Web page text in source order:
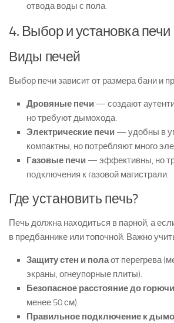
отвода воды с пола.
4. Выбор и установка печи
Виды печей
Выбор печи зависит от размера бани и
Дровяные печи — создают
но требуют дымохода.
Электрические печи — удобны в
компактны, но потребляют много
Газовые печи — эффективны, но
подключения к газовой магистрали.
Где установить печь?
Печь должна находиться в парной, а
в предбаннике или топочной. Важно
Защиту стен и полаот перегрева
экраны, огнеупорные плиты).
Безопасное расстояние до
менее 50 см).
Правильное подключение к